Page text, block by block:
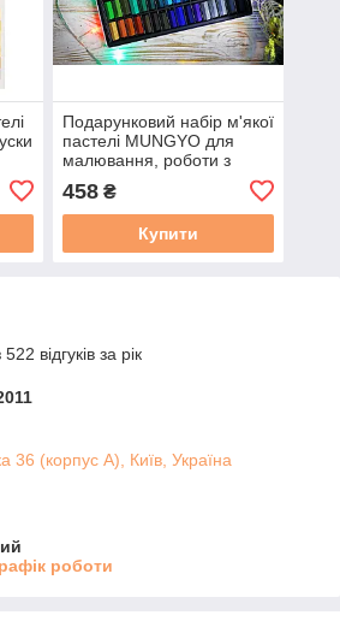
Подарунковий набір м'якої
пастелі MUNGYO для
малювання, роботи з
флористики,48шт.
458₴
Купити
відгуків за рік
36 (корпус А), Київ, Україна
роботи